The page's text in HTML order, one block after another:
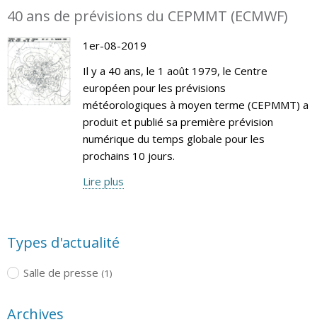
40 ans de prévisions du CEPMMT (ECMWF)
1er-08-2019
Il y a 40 ans, le 1 août 1979, le Centre
européen pour les prévisions
météorologiques à moyen terme (CEPMMT) a
produit et publié sa première prévision
numérique du temps globale pour les
prochains 10 jours.
Lire plus
Types d'actualité
Salle de presse (1)
Archives